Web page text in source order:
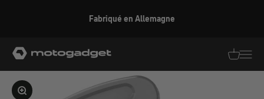
Fabriqué en Allemagne
motogadget GmbH
Agrandir l'image